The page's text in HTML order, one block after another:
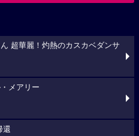
超華麗！灼熱のカスカベダンサ
メアリー
還